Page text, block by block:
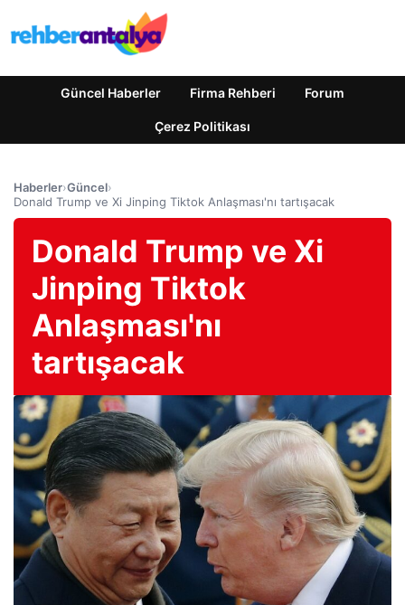
Güncel Haberler Firma Rehberi Forum
Çerez Politikası
Haberler›Güncel›
Donald Trump ve Xi Jinping Tiktok Anlaşması'nı tartışacak
Donald Trump ve Xi
Jinping Tiktok
Anlaşması'nı
tartışacak